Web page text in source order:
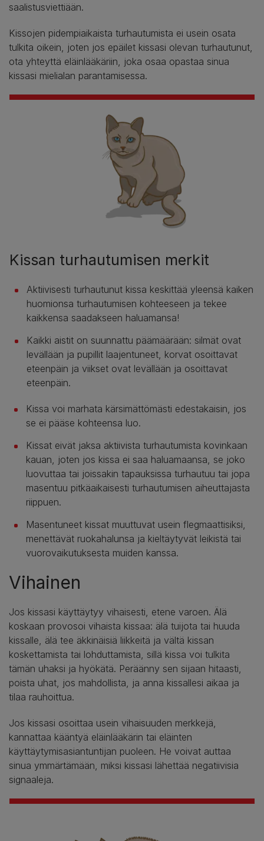
saalistusviettiään.
Kissojen pidempiaikaista turhautumista ei usein osata
tulkita oikein, joten jos epäilet kissasi olevan turhautunut,
ota yhteyttä eläinlääkäriin, joka osaa opastaa sinua
kissasi mielialan parantamisessa.
Kissan turhautumisen merkit
Aktiivisesti turhautunut kissa keskittää yleensä kaiken
huomionsa turhautumisen kohteeseen ja tekee
kaikkensa saadakseen haluamansa!
Kaikki aistit on suunnattu päämäärään: silmät ovat
levällään ja pupillit laajentuneet, korvat osoittavat
eteenpäin ja viikset ovat levällään ja osoittavat
eteenpäin.
Kissa voi marhata kärsimättömästi edestakaisin, jos
se ei pääse kohteensa luo.
Kissat eivät jaksa aktiivista turhautumista kovinkaan
kauan, joten jos kissa ei saa haluamaansa, se joko
luovuttaa tai joissakin tapauksissa turhautuu tai jopa
masentuu pitkäaikaisesti turhautumisen aiheuttajasta
riippuen.
Masentuneet kissat muuttuvat usein flegmaattisiksi,
menettävät ruokahalunsa ja kieltäytyvät leikistä tai
vuorovaikutuksesta muiden kanssa.
Vihainen
Jos kissasi käyttäytyy vihaisesti, etene varoen. Älä
koskaan provosoi vihaista kissaa: älä tuijota tai huuda
kissalle, älä tee äkkinäisiä liikkeitä ja vältä kissan
koskettamista tai lohduttamista, sillä kissa voi tulkita
tämän uhaksi ja hyökätä. Peräänny sen sijaan hitaasti,
poista uhat, jos mahdollista, ja anna kissallesi aikaa ja
tilaa rauhoittua.
Jos kissasi osoittaa usein vihaisuuden merkkejä,
kannattaa kääntyä eläinlääkärin tai eläinten
käyttäytymisasiantuntijan puoleen. He voivat auttaa
sinua ymmärtämään, miksi kissasi lähettää negatiivisia
signaaleja.